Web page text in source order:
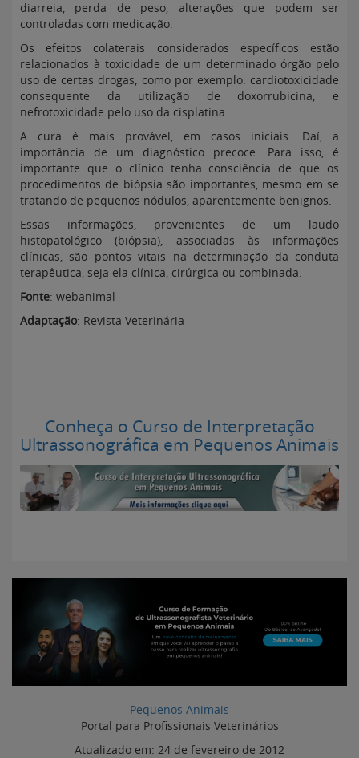
diarreia, perda de peso, alterações que podem ser
controladas com medicação.
Os efeitos colaterais considerados específicos estão
relacionados à toxicidade de um determinado órgão pelo
uso de certas drogas, como por exemplo: cardiotoxicidade
consequente da utilização de doxorrubicina, e
nefrotoxicidade pelo uso da cisplatina.
A cura é mais provável, em casos iniciais. Daí, a
importância de um diagnóstico precoce. Para isso, é
importante que o clínico tenha consciência de que os
procedimentos de biópsia são importantes, mesmo em se
tratando de pequenos nódulos, aparentemente benignos.
Essas informações, provenientes de um laudo
histopatológico (biópsia), associadas às informações
clínicas, são pontos vitais na determinação da conduta
terapêutica, seja ela clínica, cirúrgica ou combinada.
Fonte: webanimal
Adaptação: Revista Veterinária
Conheça o Curso de Interpretação
Ultrassonográfica em Pequenos Animais
Pequenos Animais
Portal para Profissionais Veterinários
Atualizado em: 24 de fevereiro de 2012